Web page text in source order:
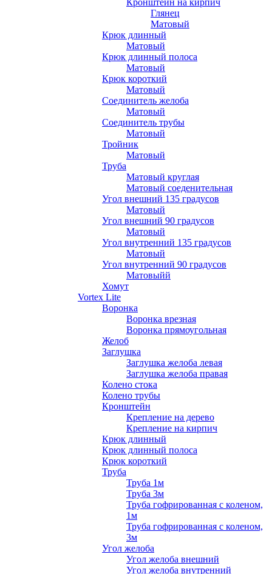
Кронштейн на кирпич
Глянец
Матовый
Крюк длинный
Матовый
Крюк длинный полоса
Матовый
Крюк короткий
Матовый
Соединитель желоба
Матовый
Соединитель трубы
Матовый
Тройник
Матовый
Труба
Матовый круглая
Матовый соеденительная
Угол внешний 135 градусов
Матовый
Угол внешний 90 градусов
Матовый
Угол внутренний 135 градусов
Матовый
Угол внутренний 90 градусов
Матовыйй
Хомут
Vortex Lite
Воронка
Воронка врезная
Воронка прямоугольная
Желоб
Заглушка
Заглушка желоба левая
Заглушка желоба правая
Колено стока
Колено трубы
Кронштейн
Крепление на дерево
Крепление на кирпич
Крюк длинный
Крюк длинный полоса
Крюк короткий
Труба
Труба 1м
Труба 3м
Труба гофрированная с коленом,
1м
Труба гофрированная с коленом,
3м
Угол желоба
Угол желоба внешний
Угол желоба внутренний